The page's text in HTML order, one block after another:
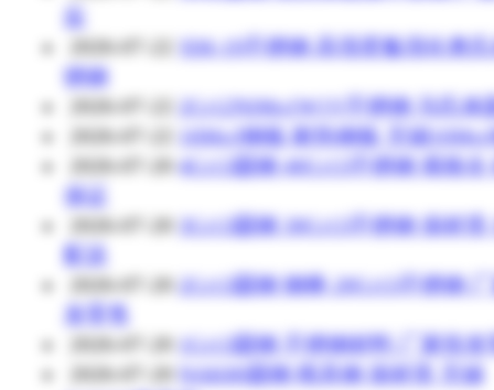
应
XM-19不锈钢 高强度氮强化奥
锈钢
2Cr12NiMo1W1V不锈钢 马氏体
16Mo3钢板 耐热钢板 无锡
4Cr13圆钢 40Cr13不锈钢 规格全
保证
3Cr13圆钢 30Cr13不锈钢 保材质
配送
2Cr13圆钢 钢棒 20Cr13不锈钢
发零售
1Cr13圆钢 不锈钢材料 厂家批发
NAK80圆钢 模具钢 保材质 无锡